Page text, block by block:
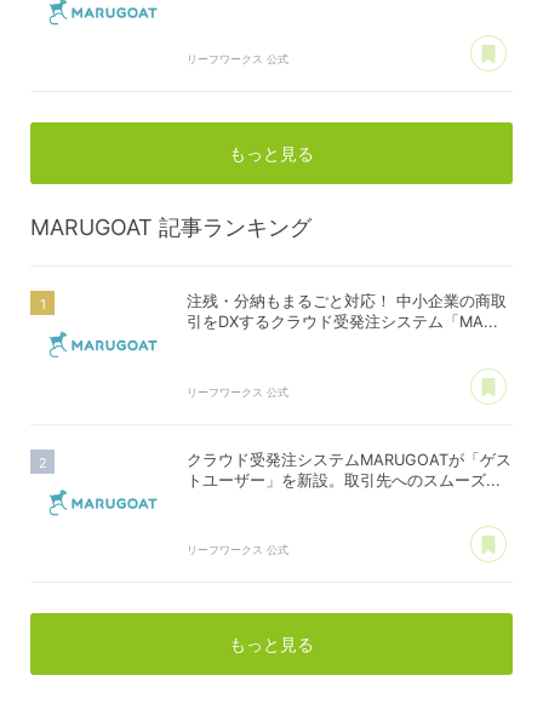
リーフワークス 公式
もっと見る
MARUGOAT 記事ランキング
注残・分納もまるごと対応！ 中小企業の商取
引をDXするクラウド受発注システム「MA...
リーフワークス 公式
クラウド受発注システムMARUGOATが「ゲス
トユーザー」を新設。取引先へのスムーズ...
リーフワークス 公式
もっと見る